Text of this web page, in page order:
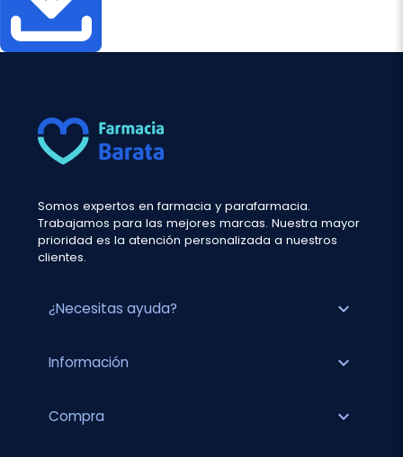
Somos expertos en farmacia y parafarmacia.
Trabajamos para las mejores marcas. Nuestra mayor
prioridad es la atención personalizada a nuestros
clientes.
¿Necesitas ayuda? expand_more
Información expand_more
Compra expand_more